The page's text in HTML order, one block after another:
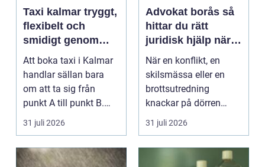
Taxi kalmar tryggt,
flexibelt och
smidigt genom
hela resan
Att boka taxi i Kalmar
handlar sällan bara
om att ta sig från
punkt A till punkt B.
För många är res...
31 juli 2026
Advokat borås så
hittar du rätt
juridisk hjälp när
livet krånglar
När en konflikt, en
skilsmässa eller en
brottsutredning
knackar på dörren
förändras vardagen
snabbt....
31 juli 2026